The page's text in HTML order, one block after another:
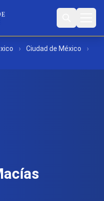
› Ciudad de México
›